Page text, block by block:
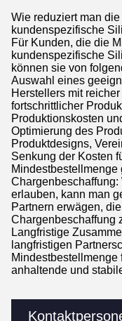
Wie reduziert man
kundenspezifische
Für Kunden, die die
kundenspezifische
können sie von
Auswahl eines
Herstellers mit
fortschrittlicher
Produktionskosten
Optimierung des
Produktdesigns,
Senkung der Kosten
Mindestbestellmenge
erlauben, kann man
Partnern erwägen,
Chargenbeschaffung
Langfristige
langfristigen
anhaltende und